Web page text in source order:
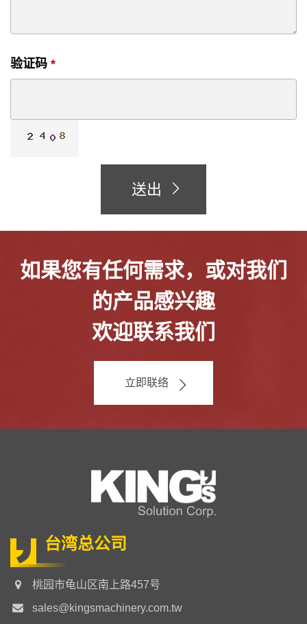
验证码 *
送出
如果您有任何需求，或对我们
的产品感兴趣
欢迎联系我们
立即联络
台湾总公司
桃园市龟山区南上路457号
sales@kingsmachinery.com.tw